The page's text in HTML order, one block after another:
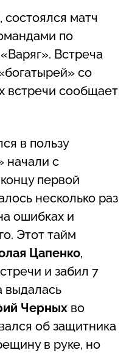
состоялся матч
по
Встреча
со
встречи сообщает
в пользу
начали с
первой
несколько раз
ошибках и
Этот тайм
Цапенко,
и забил 7
выдалась
Черных во
об защитника
в руке, но